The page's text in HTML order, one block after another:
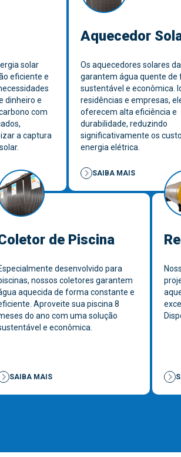
solar
eficiente e
dinheiro e
com
a captura
Aquecedor
Os aquecedores solares
garantem água quente de
sustentável e econômica.
residências e empresas,
oferecem alta eficiência e
durabilidade, reduzindo
significativamente os
energia elétrica.
SAIBA MAIS
de Piscina
desenvolvido para
nossos coletores garantem
aquecida de forma constante e
Aproveite sua piscina 8
do ano com uma solução
e econômica.
SAIBA MAIS